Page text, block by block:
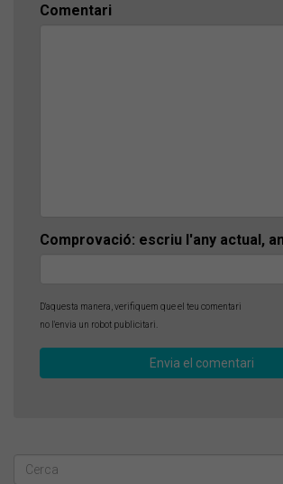
Comentari
Comprovació: escriu l'any actual,
D'aquesta manera, verifiquem que el teu comentari
no l'envia un robot publicitari.